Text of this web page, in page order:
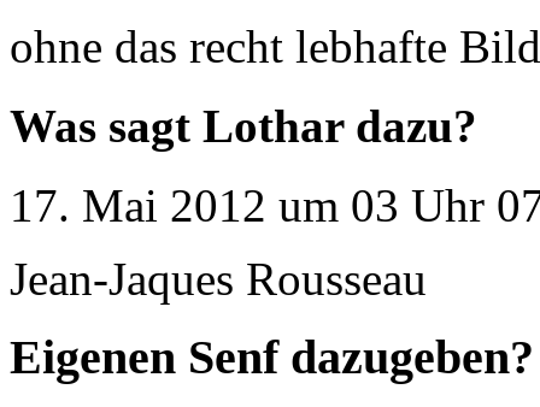
ohne das recht lebhafte
Was sagt Lothar dazu?
17. Mai 2012 um 03 Uhr
Jean-Jaques Rousseau
Eigenen Senf dazugeben?